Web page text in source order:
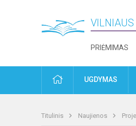
PRIĖMIMAS
PRADŽIAUGDYMAS
Titulinis Naujienos